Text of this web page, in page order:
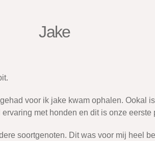
Jake
voor ik jake kwam ophalen. Ookal
met honden en dit is onze eerste
soortgenoten. Dit was voor mij heel